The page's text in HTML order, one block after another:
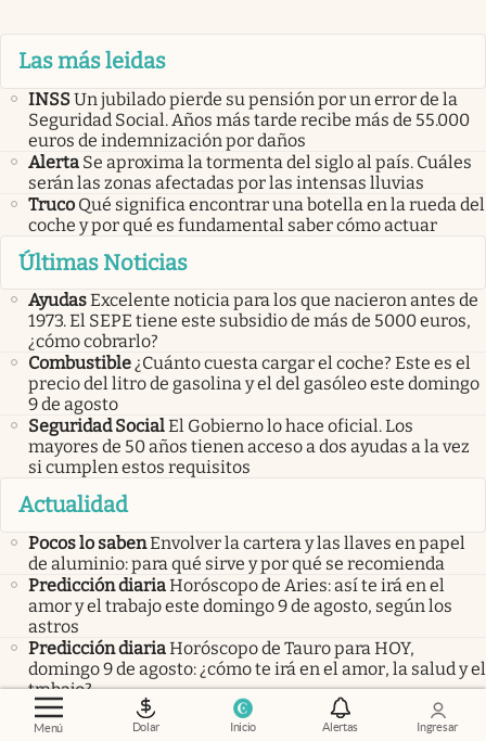
Menú Dolar Inicio Alertas Ingresar
Las más leidas
INSSUn jubilado pierde su pensión por un error de la
Seguridad Social. Años más tarde recibe más de 55.000
euros de indemnización por daños
Alerta Se aproxima la tormenta del siglo al país. Cuáles
serán las zonas afectadas por las intensas lluvias
Truco Qué significa encontrar una botella en la rueda del
coche y por qué es fundamental saber cómo actuar
Últimas Noticias
AyudasExcelente noticia para los que nacieron antes de
1973. El SEPE tiene este subsidio de más de 5000 euros,
¿cómo cobrarlo?
Combustible¿Cuánto cuesta cargar el coche? Este es el
precio del litro de gasolina y el del gasóleo este domingo
9 de agosto
Seguridad SocialEl Gobierno lo hace oficial. Los
mayores de 50 años tienen acceso a dos ayudas a la vez
si cumplen estos requisitos
Actualidad
Pocos lo sabenEnvolver la cartera y las llaves en papel
de aluminio: para qué sirve y por qué se recomienda
Predicción diariaHoróscopo de Aries: así te irá en el
amor y el trabajo este domingo 9 de agosto, según los
astros
Predicción diariaHoróscopo de Tauro para HOY,
domingo 9 de agosto: ¿cómo te irá en el amor, la salud y el
trabajo?
Netflix Celulares Empleo SEPE Precios